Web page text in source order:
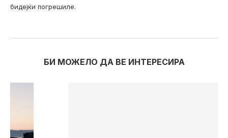
бидејќи погрешиле.
БИ МОЖЕЛО ДА ВЕ ИНТЕРЕСИРА